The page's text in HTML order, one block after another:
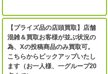
【プライズ品の店頭買取】店舗
混雑＆買取お客様が並ぶ状況の
為、Xの投稿商品のみ買取可。
こちらからピックアップいたし
ます（お一人様、一グループ20